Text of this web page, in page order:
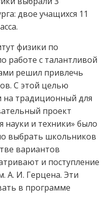
двое учащихся 11
физики по
работе с талантливой
решил привлечь
С этой целью
на традиционный для
проект
и техники» было
выбрать школьников
вариантов
и поступление
А. И. Герцена. Эти
в программе